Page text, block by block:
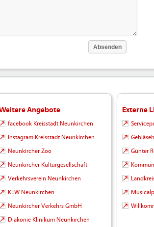
Angebote
facebook Kreisstadt Neunkirchen
Instagram Kreisstadt Neunkirchen
Neunkircher Zoo
Neunkircher Kulturgesellschaft
Verkehrsverein Neunkirchen
KEW Neunkirchen
Neunkircher Verkehrs GmbH
Diakonie Klinikum Neunkirchen
Externe
Günter